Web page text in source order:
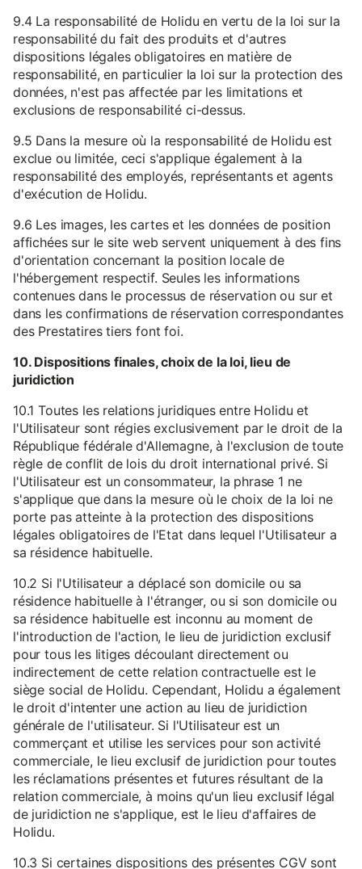
9.4 La responsabilité de Holidu en vertu de la loi sur la
responsabilité du fait des produits et d'autres
dispositions légales obligatoires en matière de
responsabilité, en particulier la loi sur la protection des
données, n'est pas affectée par les limitations et
exclusions de responsabilité ci-dessus.
9.5 Dans la mesure où la responsabilité de Holidu est
exclue ou limitée, ceci s'applique également à la
responsabilité des employés, représentants et agents
d'exécution de Holidu.
9.6 Les images, les cartes et les données de position
affichées sur le site web servent uniquement à des fins
d'orientation concernant la position locale de
l'hébergement respectif. Seules les informations
contenues dans le processus de réservation ou sur et
dans les confirmations de réservation correspondantes
des Prestatires tiers font foi.
10. Dispositions finales, choix de la loi, lieu de
juridiction
10.1 Toutes les relations juridiques entre Holidu et
l'Utilisateur sont régies exclusivement par le droit de la
République fédérale d'Allemagne, à l'exclusion de toute
règle de conflit de lois du droit international privé. Si
l'Utilisateur est un consommateur, la phrase 1 ne
s'applique que dans la mesure où le choix de la loi ne
porte pas atteinte à la protection des dispositions
légales obligatoires de l'Etat dans lequel l'Utilisateur a
sa résidence habituelle.
10.2 Si l'Utilisateur a déplacé son domicile ou sa
résidence habituelle à l'étranger, ou si son domicile ou
sa résidence habituelle est inconnu au moment de
l'introduction de l'action, le lieu de juridiction exclusif
pour tous les litiges découlant directement ou
indirectement de cette relation contractuelle est le
siège social de Holidu. Cependant, Holidu a également
le droit d'intenter une action au lieu de juridiction
générale de l'utilisateur. Si l'Utilisateur est un
commerçant et utilise les services pour son activité
commerciale, le lieu exclusif de juridiction pour toutes
les réclamations présentes et futures résultant de la
relation commerciale, à moins qu'un lieu exclusif légal
de juridiction ne s'applique, est le lieu d'affaires de
Holidu.
10.3 Si certaines dispositions des présentes CGV sont